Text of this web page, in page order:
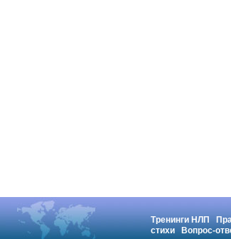
Тренинги НЛП
стихи
Вопрос-